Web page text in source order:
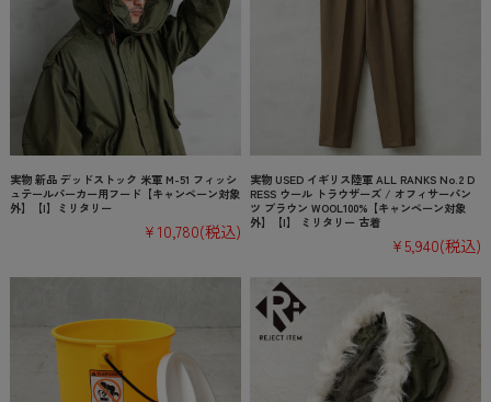
実物 新品 デッドストック 米軍 M-51 フィッシ
ュテールパーカー用フード【キャンペーン対象
外】【I】ミリタリー
¥10,780(税込)
実物 USED イギリス陸軍 ALL RANKS No.2 D
RESS ウール トラウザーズ / オフィサーパン
ツ ブラウン WOOL100%【キャンペーン対象
外】【I】 ミリタリー 古着
¥5,940(税込)